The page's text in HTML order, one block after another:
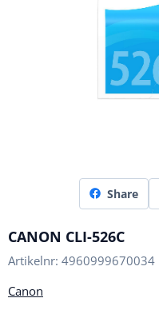
Share
CANON CLI-526C
Artikelnr: 4960999670034
Canon